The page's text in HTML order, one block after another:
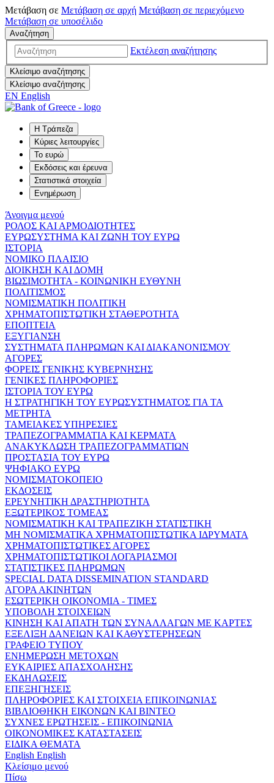
Μετάβαση σε Μετάβαση σε αρχή Μετάβαση σε περιεχόμενο
Μετάβαση σε υποσέλιδο
Αναζήτηση
Εκτέλεση αναζήτησης
Κλείσιμο αναζήτησης
Κλείσιμο αναζήτησης
EN English
Η Τράπεζα
Κύριες λειτουργίες
Το ευρώ
Εκδόσεις και έρευνα
Στατιστικά στοιχεία
Ενημέρωση
Άνοιγμα μενού
ΡΟΛΟΣ ΚΑΙ ΑΡΜΟΔΙΟΤΗΤΕΣ
ΕΥΡΩΣΥΣΤΗΜΑ ΚΑΙ ΖΩΝΗ ΤΟΥ ΕΥΡΩ
ΙΣΤΟΡΙΑ
ΝΟΜΙΚΟ ΠΛΑΙΣΙΟ
ΔΙΟΙΚΗΣΗ ΚΑΙ ΔΟΜΗ
ΒΙΩΣΙΜΟΤΗΤΑ - ΚΟΙΝΩΝΙΚΗ ΕΥΘΥΝΗ
ΠΟΛΙΤΙΣΜΟΣ
ΝΟΜΙΣΜΑΤΙΚΗ ΠΟΛΙΤΙΚΗ
ΧΡΗΜΑΤΟΠΙΣΤΩΤΙΚΗ ΣΤΑΘΕΡΟΤΗΤΑ
ΕΠΟΠΤΕΙΑ
ΕΞΥΓΙΑΝΣΗ
ΣΥΣΤΗΜΑΤΑ ΠΛΗΡΩΜΩΝ ΚΑΙ ΔΙΑΚΑΝΟΝΙΣΜΟΥ
ΑΓΟΡΕΣ
ΦΟΡΕΙΣ ΓΕΝΙΚΗΣ ΚΥΒΕΡΝΗΣΗΣ
ΓΕΝΙΚΕΣ ΠΛΗΡΟΦΟΡΙΕΣ
ΙΣΤΟΡΙΑ ΤΟΥ ΕΥΡΩ
Η ΣΤΡΑΤΗΓΙΚΗ ΤΟΥ ΕΥΡΩΣΥΣΤΗΜΑΤΟΣ ΓΙΑ ΤΑ
ΜΕΤΡΗΤΑ
ΤΑΜΕΙΑΚΕΣ ΥΠΗΡΕΣΙΕΣ
ΤΡΑΠΕΖΟΓΡΑΜΜΑΤΙΑ ΚΑΙ ΚΕΡΜΑΤΑ
ΑΝΑΚΥΚΛΩΣΗ ΤΡΑΠΕΖΟΓΡΑΜΜΑΤΙΩΝ
ΠΡΟΣΤΑΣΙΑ ΤΟΥ ΕΥΡΩ
ΨΗΦΙΑΚΟ ΕΥΡΩ
ΝΟΜΙΣΜΑΤΟΚΟΠΕΙΟ
ΕΚΔΟΣΕΙΣ
ΕΡΕΥΝΗΤΙΚΗ ΔΡΑΣΤΗΡΙΟΤΗΤΑ
ΕΞΩΤΕΡΙΚΟΣ ΤΟΜΕΑΣ
ΝΟΜΙΣΜΑΤΙΚΗ ΚΑΙ ΤΡΑΠΕΖΙΚΗ ΣΤΑΤΙΣΤΙΚΗ
ΜΗ ΝΟΜΙΣΜΑΤΙΚΑ ΧΡΗΜΑΤΟΠΙΣΤΩΤΙΚΑ ΙΔΡΥΜΑΤΑ
ΧΡΗΜΑΤΟΠΙΣΤΩΤΙΚΕΣ ΑΓΟΡΕΣ
ΧΡΗΜΑΤΟΠΙΣΤΩΤΙΚΟΙ ΛΟΓΑΡΙΑΣΜΟΙ
ΣΤΑΤΙΣΤΙΚΕΣ ΠΛΗΡΩΜΩΝ
SPECIAL DATA DISSEMINATION STANDARD
ΑΓΟΡΑ ΑΚΙΝΗΤΩΝ
ΕΣΩΤΕΡΙΚΗ ΟΙΚΟΝΟΜΙΑ - ΤΙΜΕΣ
ΥΠΟΒΟΛΗ ΣΤΟΙΧΕΙΩΝ
ΚΙΝΗΣΗ ΚΑΙ ΑΠΑΤΗ ΤΩΝ ΣΥΝΑΛΛΑΓΩΝ ΜΕ ΚΑΡΤΕΣ
ΕΞΕΛΙΞΗ ΔΑΝΕΙΩΝ ΚΑΙ ΚΑΘΥΣΤΕΡΗΣΕΩΝ
ΓΡΑΦΕΙΟ ΤΥΠΟΥ
ΕΝΗΜΕΡΩΣΗ ΜΕΤΟΧΩΝ
ΕΥΚΑΙΡΙΕΣ ΑΠΑΣΧΟΛΗΣΗΣ
ΕΚΔΗΛΩΣΕΙΣ
ΕΠΕΞΗΓΗΣΕΙΣ
ΠΛΗΡΟΦΟΡΙΕΣ ΚΑΙ ΣΤΟΙΧΕΙΑ ΕΠΙΚΟΙΝΩΝΙΑΣ
ΒΙΒΛΙΟΘΗΚΗ ΕΙΚΟΝΩΝ ΚΑΙ ΒΙΝΤΕΟ
ΣΥΧΝΕΣ ΕΡΩΤΗΣΕΙΣ - ΕΠΙΚΟΙΝΩΝΙΑ
ΟΙΚΟΝΟΜΙΚΕΣ ΚΑΤΑΣΤΑΣΕΙΣ
ΕΙΔΙΚΑ ΘΕΜΑΤΑ
English English
Κλείσιμο μενού
Πίσω